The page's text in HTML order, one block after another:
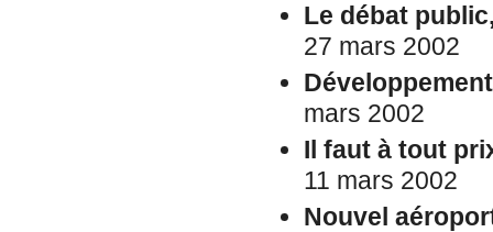
Le débat
27 mars 2002
mars 2002
Il faut à tout
11 mars 2002
Nouvel